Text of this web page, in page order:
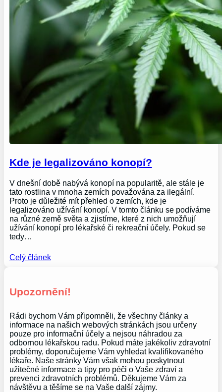
Kde je legalizováno konopí?
V dnešní době nabývá konopí na popularitě, ale stále je
tato rostlina v mnoha zemích považována za ilegální.
Proto je důležité mít přehled o zemích, kde je
legalizováno užívání konopí. V tomto článku se podíváme
na různé země světa a zjistíme, které z nich umožňují
užívání konopí pro lékařské či rekreační účely. Pokud se
tedy…
Celý článek
Upozornění!
Rádi bychom Vám připomněli, že všechny články a
informace na našich webových stránkách jsou určeny
pouze pro informační účely a nejsou náhradou za
odbornou lékařskou radu. Pokud máte jakékoliv zdravotní
problémy, doporučujeme Vám vyhledat kvalifikovaného
lékaře. Naše stránky Vám však mohou poskytnout
užitečné informace a tipy pro péči o Vaše zdraví a
prevenci zdravotních problémů. Děkujeme Vám za
návštěvu a těšíme se na Vaše další zájmy.